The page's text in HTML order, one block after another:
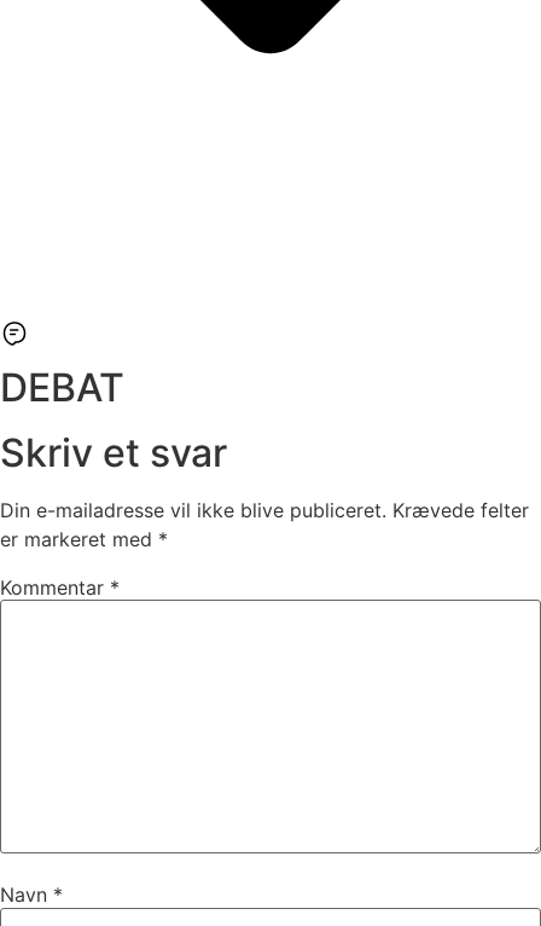
DEBAT
Skriv et svar
Din e-mailadresse vil ikke blive publiceret. Krævede felter
er markeret med *
Kommentar *
Navn *